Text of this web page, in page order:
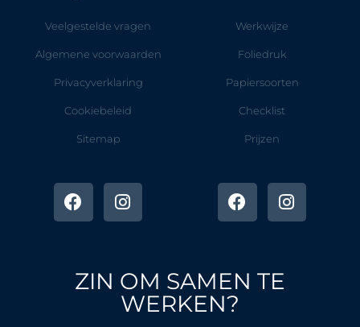
Veelgestelde vragen
Algemene voorwaarden
Privacyverklaring
Cookiebeleid
Sitemap
a
c
e
o
n
s
t
r
a
m
Werkwijze
Foliedruk
Papiersoorten
Checklist
Prijzen
a
c
e
o
k
n
s
t
ZIN OM SAMEN TE
WERKEN?